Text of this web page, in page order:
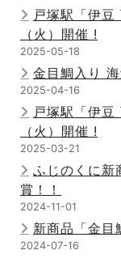
戸塚駅「伊
（火）開催 !
2025-05-18
金目鯛入り
2025-04-16
戸塚駅「伊
（火）開催 !
2025-03-21
ふじのくに
賞！！
2024-11-01
新商品「金目
2024-07-16